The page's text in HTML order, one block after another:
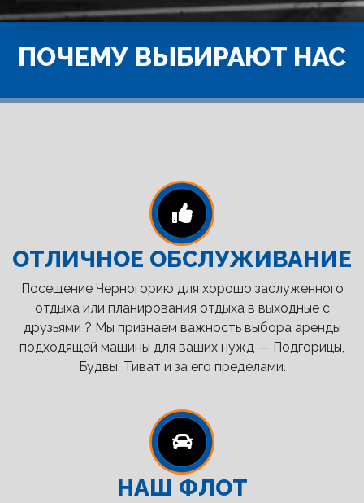
ПОЧЕМУ ВЫБИРАЮТ НАС
ОТЛИЧНОЕ ОБСЛУЖИВАНИЕ
Посещение Черногорию для хорошо заслуженного
отдыха или планирования отдыха в выходные с
друзьями ? Мы признаем важность выбора аренды
подходящей машины для ваших нужд — Подгорицы,
Будвы, Тиват и за его пределами.
НАШ ФЛОТ